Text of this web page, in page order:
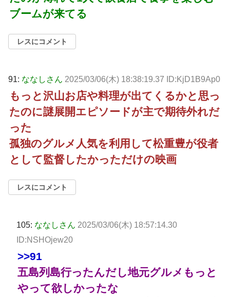
ブームが来てる
レスにコメント
91: ななしさん 2025/03/06(木) 18:38:19.37 ID:KjD1B9Ap0
もっと沢山お店や料理が出てくるかと思っ
たのに謎展開エピソードが主で期待外れだ
った
孤独のグルメ人気を利用して松重豊が役者
として監督したかっただけの映画
レスにコメント
105: ななしさん 2025/03/06(木) 18:57:14.30
ID:NSHOjew20
>>91
五島列島行ったんだし地元グルメもっと
やって欲しかったな